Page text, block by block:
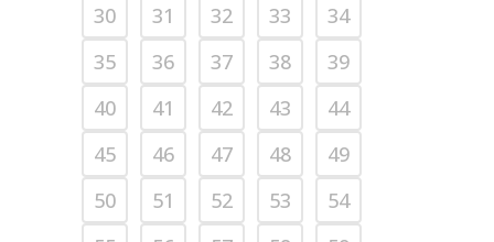
30
31 32 33
34
35
36 37 38
39
40
41 42 43
44
45
46 47 48
49
50
51 52 53
54